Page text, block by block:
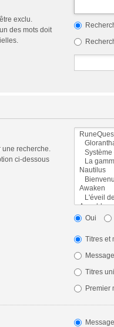
exclu.
des mots doit
une recherche.
ci-dessous
Oui
Titres et
Titres
Premier